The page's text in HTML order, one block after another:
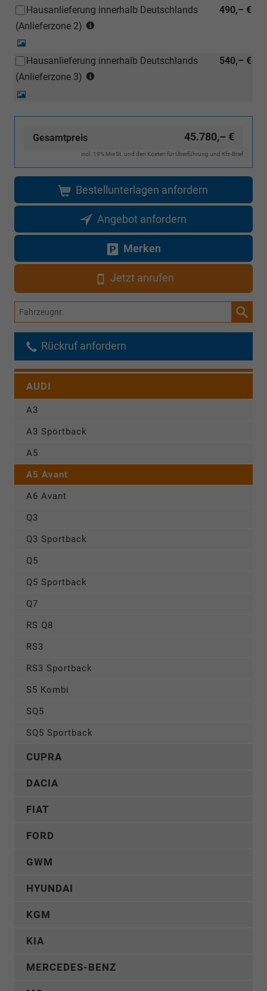
(ausgenommen
490,– €
Hausanlieferung innerhalb Deutschlands
(Anlieferzone 2)
(ausgenommen
540,– €
Hausanlieferung innerhalb Deutschlands
(Anlieferzone 3)
(ausgenommen
Gesamtpreis 45.780,– €
incl. 19% MwSt. und den Kosten für Überführung und Kfz-Brief
Bestellunterlagen anfordern
Angebot anfordern
Merken
Jetzt anrufen
Fahrzeugnr.
Rückruf anfordern
AUDI
A3
A3 Sportback
A5
A5 Avant
A6 Avant
Q3
Q3 Sportback
Q5
Q5 Sportback
Q7
RS Q8
RS3
RS3 Sportback
S5 Kombi
SQ5
SQ5 Sportback
CUPRA
DACIA
FIAT
FORD
GWM
HYUNDAI
KGM
KIA
MERCEDES-BENZ